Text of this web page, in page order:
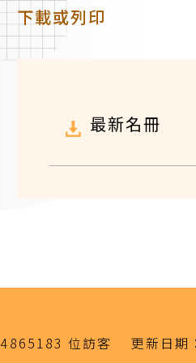
下載或列印
最新名冊
4865183 位訪客 更新日期：